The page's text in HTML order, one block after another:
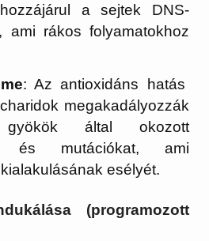
a sejtek DNS-
ami rákos folyamatokhoz
: Az antioxidáns hatás
megakadályozzák
által okozott
és mutációkat, ami
esélyét.
(programozott